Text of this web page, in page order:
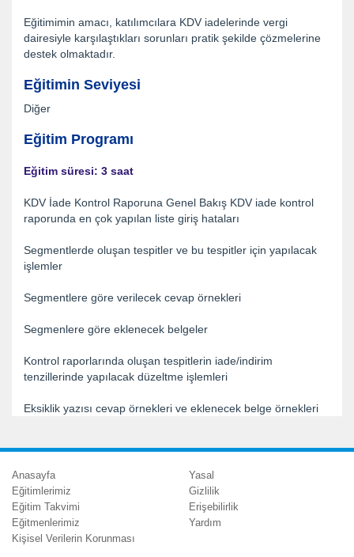
Eğitimimin amacı, katılımcılara KDV iadelerinde vergi
dairesiyle karşılaştıkları sorunları pratik şekilde çözmelerine
destek olmaktadır.
Eğitimin Seviyesi
Diğer
Eğitim Programı
Eğitim süresi: 3 saat
KDV İade Kontrol Raporuna Genel Bakış KDV iade kontrol
raporunda en çok yapılan liste giriş hataları
Segmentlerde oluşan tespitler ve bu tespitler için yapılacak
işlemler
Segmentlere göre verilecek cevap örnekleri
Segmenlere göre eklenecek belgeler
Kontrol raporlarında oluşan tespitlerin iade/indirim
tenzillerinde yapılacak düzeltme işlemleri
Eksiklik yazısı cevap örnekleri ve eklenecek belge örnekleri
Anasayfa
Eğitimlerimiz
Eğitim Takvimi
Eğitmenlerimiz
Kişisel Verilerin Korunması
Yasal
Gizlilik
Erişebilirlik
Yardım